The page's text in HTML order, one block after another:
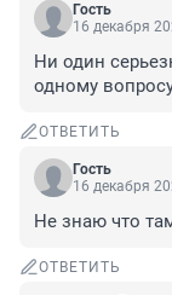
Гость
16 декабря
Ни один
одному
ОТВЕТИТЬ
Гость
16 декабря
Не знаю что
ОТВЕТИТЬ